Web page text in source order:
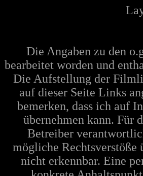
Die Angaben zu den
bearbeitet worden und
Die Aufstellung der
auf dieser Seite Links
bemerken, dass ich auf
übernehmen kann. Für
Betreiber
mögliche
nicht erkennbar. Eine